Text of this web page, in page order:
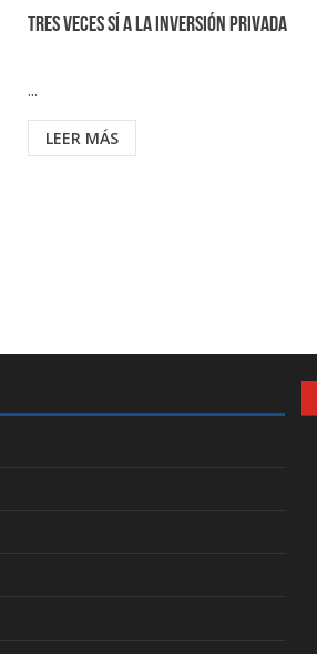
Tres veces sí a la inversión privada
...
LEER MÁS